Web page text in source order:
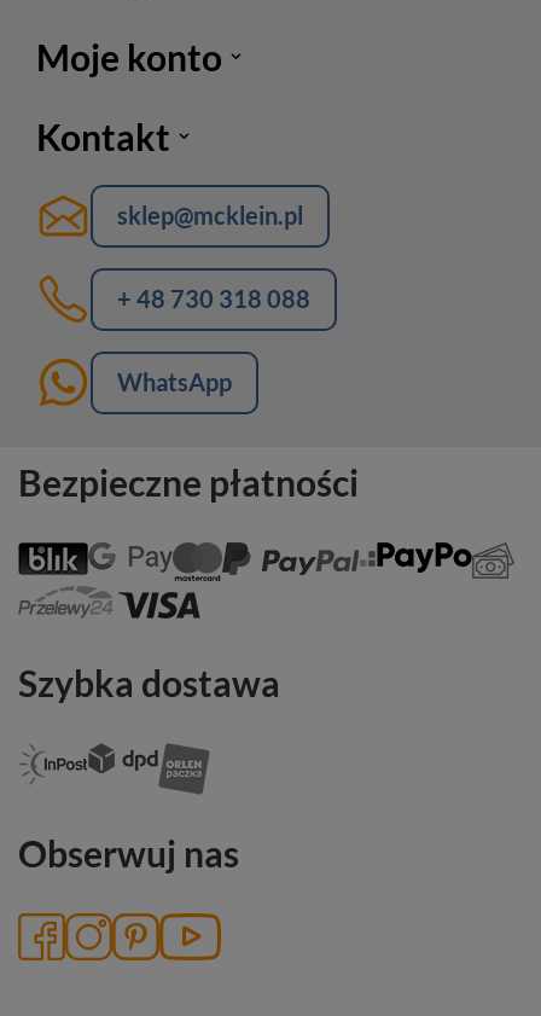
Moje konto
Kontakt
sklep@mcklein.pl
+ 48 730 318 088
WhatsApp
Bezpieczne płatności
Szybka dostawa
Obserwuj nas